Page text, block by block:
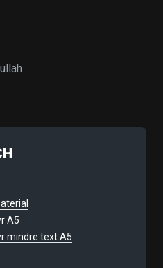
A5
mindre text A5